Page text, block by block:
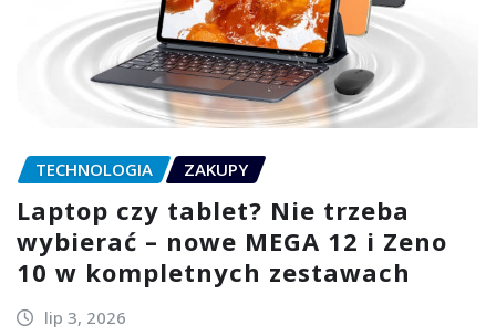
TECHNOLOGIA ZAKUPY
Laptop czy tablet? Nie trzeba
wybierać – nowe MEGA 12 i Zeno
10 w kompletnych zestawach
lip 3, 2026